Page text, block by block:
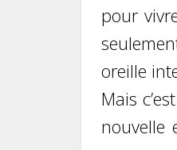
pour
oreille
Mais
nouvelle